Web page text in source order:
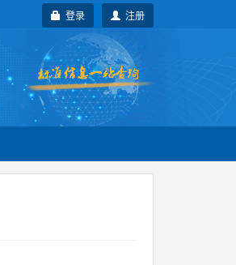
注册
登录